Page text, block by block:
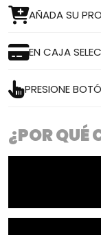
AÑADA SU
EN CAJA
PRESIONE
¿POR QUÉ